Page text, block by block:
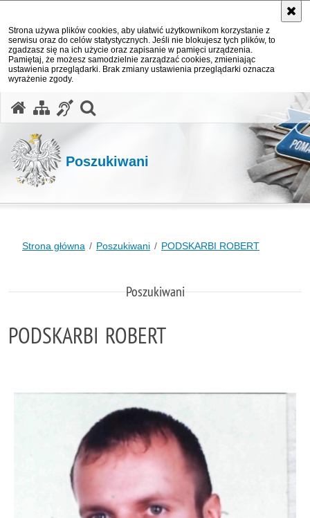
Strona używa plików cookies, aby ułatwić użytkownikom korzystanie z
serwisu oraz do celów statystycznych. Jeśli nie blokujesz tych plików, to
zgadzasz się na ich użycie oraz zapisanie w pamięci urządzenia.
Pamiętaj, że możesz samodzielnie zarządzać cookies, zmieniając
ustawienia przeglądarki. Brak zmiany ustawienia przeglądarki oznacza
wyrażenie zgody.
Poszukiwani
Strona główna Poszukiwani PODSKARBI ROBERT
Poszukiwani
PODSKARBI ROBERT